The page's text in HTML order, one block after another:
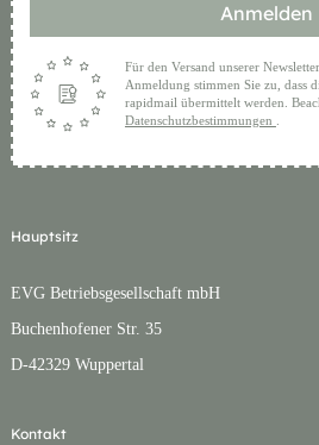
Hauptsitz
EVG Betriebsgesellschaft mbH
Buchenhofener Str. 35
D-42329 Wuppertal
Kontakt
Anmelden
Für den Versand unserer
Anmeldung stimmen Sie zu, dass
rapidmail übermittelt werden.
Datenschutzbestimmungen